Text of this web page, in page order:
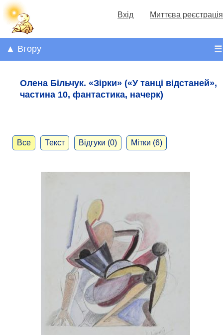
Вхід Миттєва реєстрація
☰
▲ Вгору
Олена Більчук. «Зірки» («У танці відстаней»,
частина 10, фантастика, начерк)
Все Текст Відгуки (0) Мітки (6)